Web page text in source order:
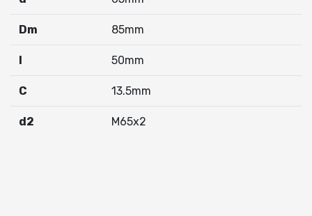
Dm 85mm
I 50mm
C 13.5mm
d2 M65x2